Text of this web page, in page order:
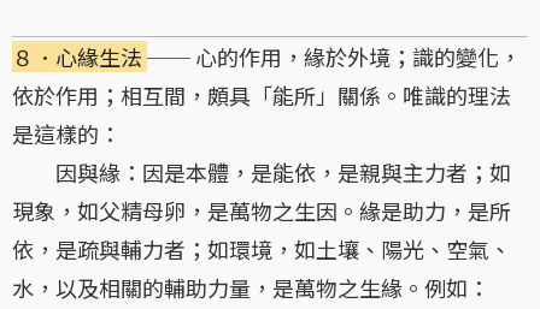
８．心緣生法── 心的作用，緣於外境；識的變化，
依於作用；相互間，頗具「能所」關係。唯識的理法
是這樣的：
因與緣：因是本體，是能依，是親與主力者；如
現象，如父精母卵，是萬物之生因。緣是助力，是所
依，是疏與輔力者；如環境，如土壤、陽光、空氣、
水，以及相關的輔助力量，是萬物之生緣。例如：